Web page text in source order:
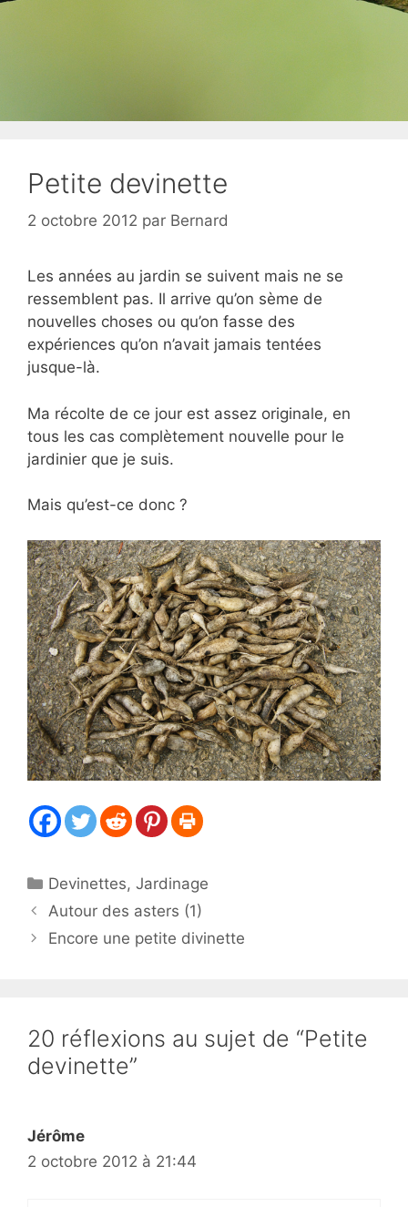
Petite devinette
2 octobre 2012 par Bernard
Les années au jardin se suivent mais ne se
ressemblent pas. Il arrive qu’on sème de
nouvelles choses ou qu’on fasse des
expériences qu’on n’avait jamais tentées
jusque-là.
Ma récolte de ce jour est assez originale, en
tous les cas complètement nouvelle pour le
jardinier que je suis.
Mais qu’est-ce donc ?
Catégories
Devinettes,Jardinage
Autour des asters (1)
Encore une petite divinette
20 réflexions au sujet de “Petite
devinette”
Jérôme
2 octobre 2012 à 21:44